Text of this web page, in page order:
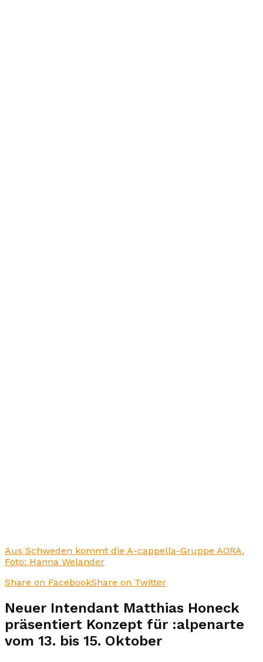
Aus Schweden kommt die A-cappella-Gruppe AORA.
Foto: Hanna Welander
Share on FacebookShare on Twitter
Neuer Intendant Matthias Honeck
präsentiert Konzept für :alpenarte
vom 13. bis 15. Oktober